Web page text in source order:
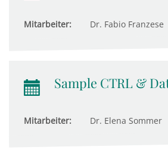
Mitarbeiter: Dr. Fabio Franzese
Sample CTRL &
Mitarbeiter: Dr. Elena Sommer